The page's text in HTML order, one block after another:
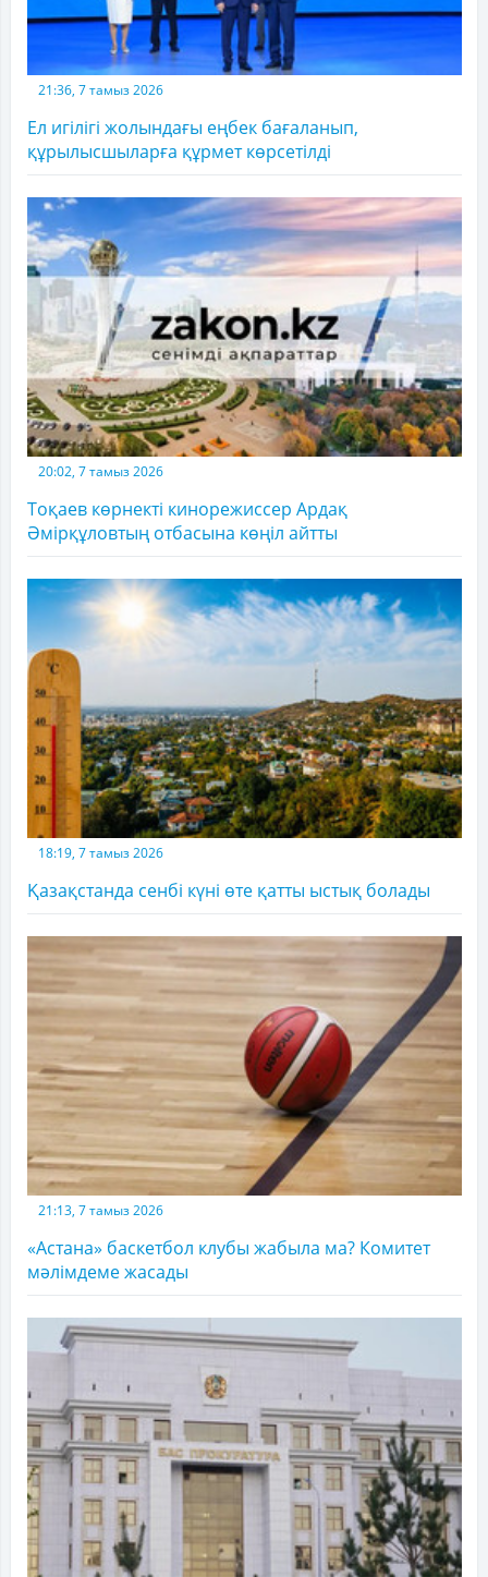
21:36, 7 тамыз 2026
Ел игілігі жолындағы еңбек бағаланып,
құрылысшыларға құрмет көрсетілді
20:02, 7 тамыз 2026
Тоқаев көрнекті кинорежиссер Ардақ
Әмірқұловтың отбасына көңіл айтты
18:19, 7 тамыз 2026
Қазақстанда сенбі күні өте қатты ыстық болады
21:13, 7 тамыз 2026
«Астана» баскетбол клубы жабыла ма? Комитет
мәлімдеме жасады